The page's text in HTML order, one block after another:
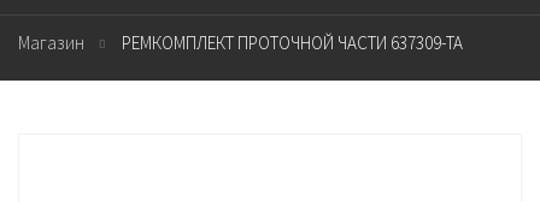
Магазин РЕМКОМПЛЕКТ ПРОТОЧНОЙ ЧАСТИ 637309-TA